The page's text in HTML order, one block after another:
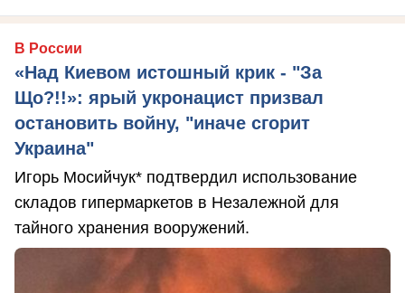
В России
«Над Киевом истошный крик - "За
Що?!!»: ярый укронацист призвал
остановить войну, "иначе сгорит
Украина"
Игорь Мосийчук* подтвердил использование
складов гипермаркетов в Незалежной для
тайного хранения вооружений.